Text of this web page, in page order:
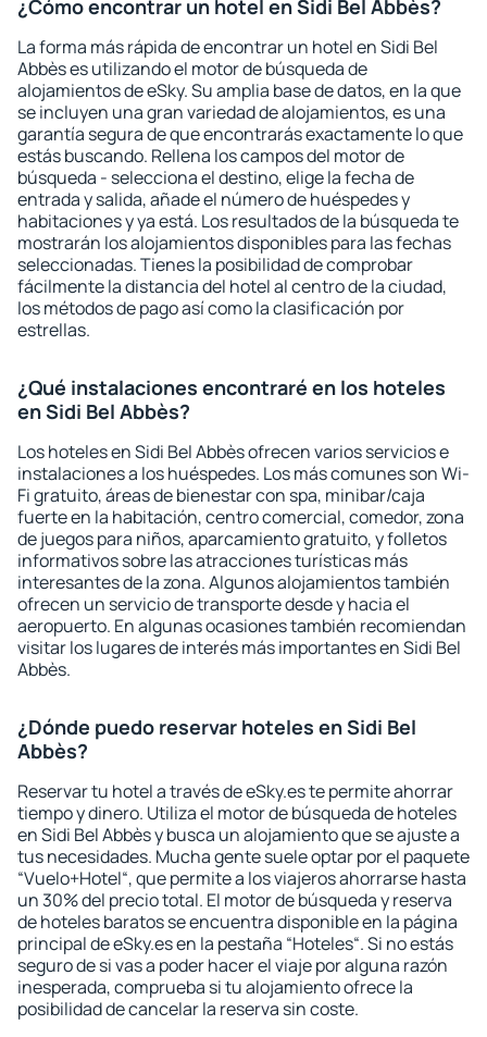
¿Cómo encontrar un hotel en Sidi Bel Abbès?
La forma más rápida de encontrar un hotel en Sidi Bel
Abbès es utilizando el motor de búsqueda de
alojamientos de eSky. Su amplia base de datos, en la que
se incluyen una gran variedad de alojamientos, es una
garantía segura de que encontrarás exactamente lo que
estás buscando. Rellena los campos del motor de
búsqueda - selecciona el destino, elige la fecha de
entrada y salida, añade el número de huéspedes y
habitaciones y ya está. Los resultados de la búsqueda te
mostrarán los alojamientos disponibles para las fechas
seleccionadas. Tienes la posibilidad de comprobar
fácilmente la distancia del hotel al centro de la ciudad,
los métodos de pago así como la clasificación por
estrellas.
¿Qué instalaciones encontraré en los hoteles
en Sidi Bel Abbès?
Los hoteles en Sidi Bel Abbès ofrecen varios servicios e
instalaciones a los huéspedes. Los más comunes son Wi-
Fi gratuito, áreas de bienestar con spa, minibar/caja
fuerte en la habitación, centro comercial, comedor, zona
de juegos para niños, aparcamiento gratuito, y folletos
informativos sobre las atracciones turísticas más
interesantes de la zona. Algunos alojamientos también
ofrecen un servicio de transporte desde y hacia el
aeropuerto. En algunas ocasiones también recomiendan
visitar los lugares de interés más importantes en Sidi Bel
Abbès.
¿Dónde puedo reservar hoteles en Sidi Bel
Abbès?
Reservar tu hotel a través de eSky.es te permite ahorrar
tiempo y dinero. Utiliza el motor de búsqueda de hoteles
en Sidi Bel Abbès y busca un alojamiento que se ajuste a
tus necesidades. Mucha gente suele optar por el paquete
“Vuelo+Hotel“, que permite a los viajeros ahorrarse hasta
un 30% del precio total. El motor de búsqueda y reserva
de hoteles baratos se encuentra disponible en la página
principal de eSky.es en la pestaña “Hoteles“. Si no estás
seguro de si vas a poder hacer el viaje por alguna razón
inesperada, comprueba si tu alojamiento ofrece la
posibilidad de cancelar la reserva sin coste.